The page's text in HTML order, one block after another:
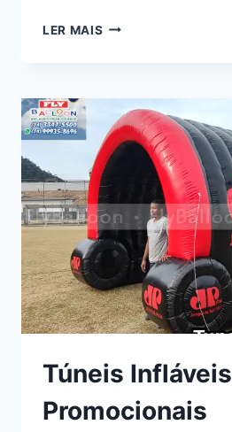
LER MAIS TUNEIS
LUIS
Túneis Infláveis
Promocionais